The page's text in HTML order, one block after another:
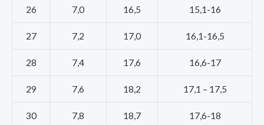
26 7,0 16,5 15,1-16
27 7,2 17,0 16,1-16,5
28 7,4 17,6 16,6-17
29 7,6 18,2 17,1 – 17,5
30 7,8 18,7 17,6-18